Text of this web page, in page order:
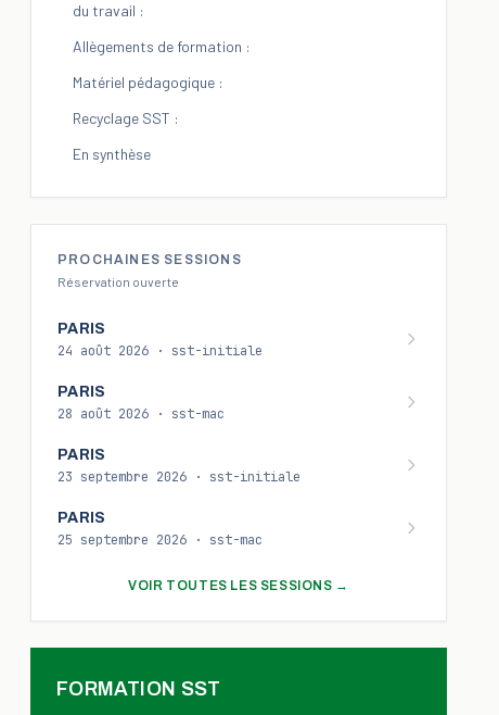
du travail :
Allègements de formation :
Matériel pédagogique :
Recyclage SST :
En synthèse
PROCHAINES SESSIONS
Réservation ouverte
PARIS
24 août 2026 · sst-initiale
PARIS
28 août 2026 · sst-mac
PARIS
23 septembre 2026 · sst-initiale
PARIS
25 septembre 2026 · sst-mac
VOIR TOUTES LES SESSIONS →
FORMATION SST